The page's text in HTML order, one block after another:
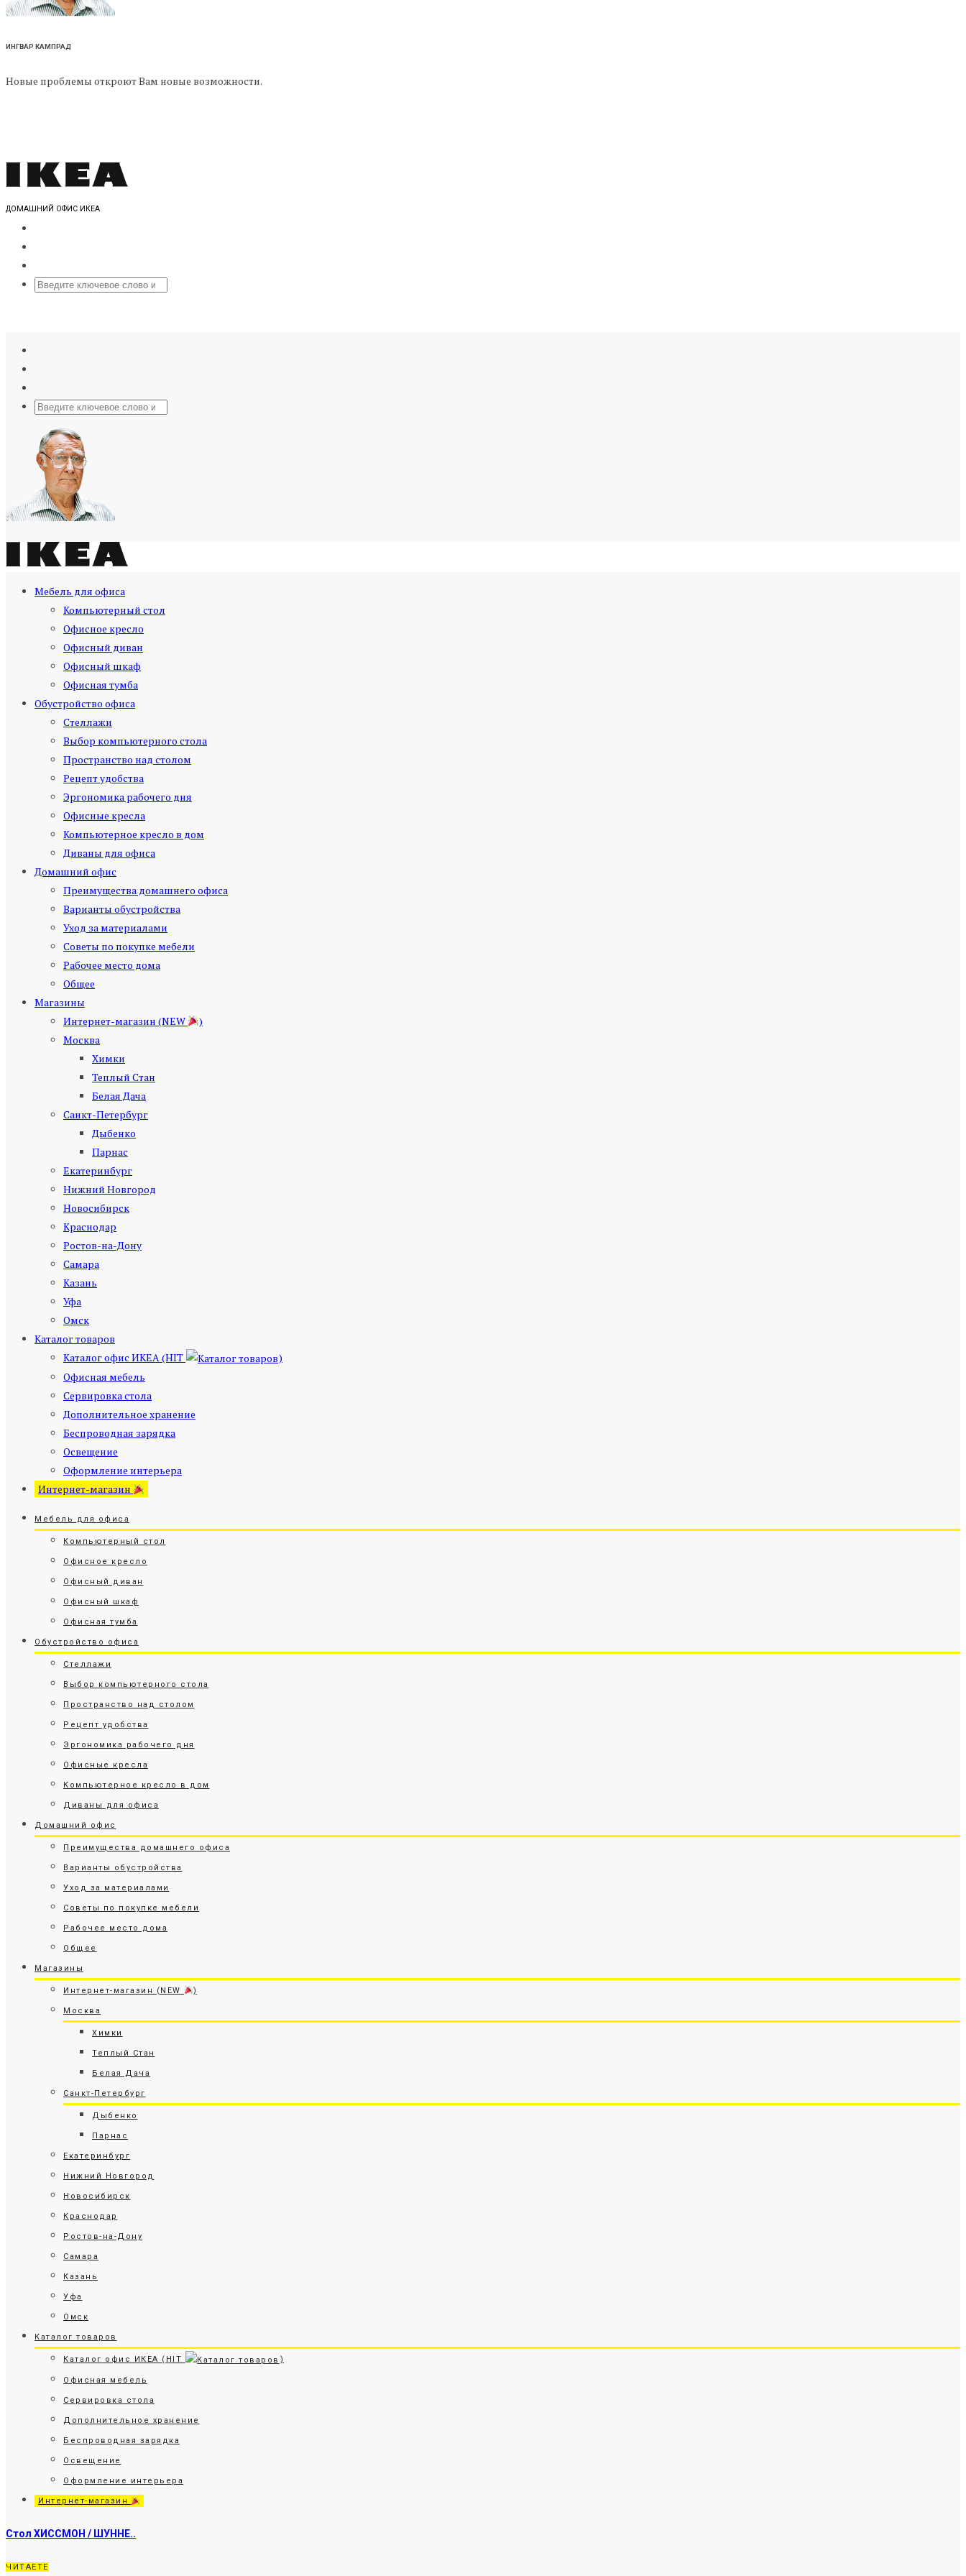
ИНГВАР КАМПРАД
Новые проблемы откроют Вам новые возможности.
ДОМАШНИЙ ОФИС ИКЕА
Мебель для офиса
Компьютерный стол
Офисное кресло
Офисный диван
Офисный шкаф
Офисная тумба
Обустройство офиса
Стеллажи
Выбор компьютерного стола
Пространство над столом
Рецепт удобства
Эргономика рабочего дня
Офисные кресла
Компьютерное кресло в дом
Диваны для офиса
Домашний офис
Преимущества домашнего офиса
Варианты обустройства
Уход за материалами
Советы по покупке мебели
Рабочее место дома
Общее
Магазины
Интернет-магазин (NEW
)
Москва
Химки
Теплый Стан
Белая Дача
Санкт-Петербург
Дыбенко
Парнас
Екатеринбург
Нижний Новгород
Новосибирск
Краснодар
Ростов-на-Дону
Самара
Казань
Уфа
Омск
Каталог товаров
Каталог офис ИКЕА (HIT
)
Офисная мебель
Сервировка стола
Дополнительное хранение
Беспроводная зарядка
Освещение
Оформление интерьера
Интернет-магазин
Мебель для офиса
Компьютерный стол
Офисное кресло
Офисный диван
Офисный шкаф
Офисная тумба
Обустройство офиса
Стеллажи
Выбор компьютерного стола
Пространство над столом
Рецепт удобства
Эргономика рабочего дня
Офисные кресла
Компьютерное кресло в дом
Диваны для офиса
Домашний офис
Преимущества домашнего офиса
Варианты обустройства
Уход за материалами
Советы по покупке мебели
Рабочее место дома
Общее
Магазины
Интернет-магазин (NEW )
Москва
Химки
Теплый Стан
Белая Дача
Санкт-Петербург
Дыбенко
Парнас
Екатеринбург
Нижний Новгород
Новосибирск
Краснодар
Ростов-на-Дону
Самара
Казань
Уфа
Омск
Каталог товаров
Каталог офис ИКЕА (HIT )
Офисная мебель
Сервировка стола
Дополнительное хранение
Беспроводная зарядка
Освещение
Оформление интерьера
Интернет-магазин
Стол ХИССМОН / ШУННЕ..
ЧИТАЕТЕ